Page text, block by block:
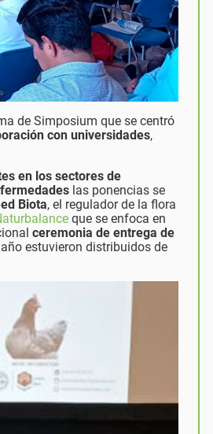
de Simposium que se centró
con universidades,
en los sectores de
las ponencias se
Biota, el regulador de la flora
que se enfoca en
ceremonia de entrega de
estuvieron distribuidos de